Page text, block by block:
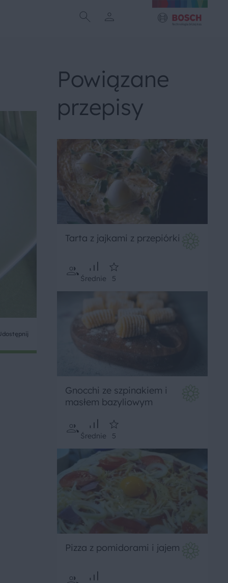
Powiązane
przepisy
Tarta z jajkami z przepiórki
Średnie 5
Gnocchi ze szpinakiem i
masłem bazyliowym
Średnie 5
Pizza z pomidorami i jajem